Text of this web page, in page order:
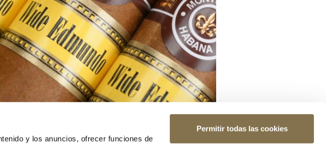
y los anuncios, ofrecer funciones de
Permitir todas las cookies